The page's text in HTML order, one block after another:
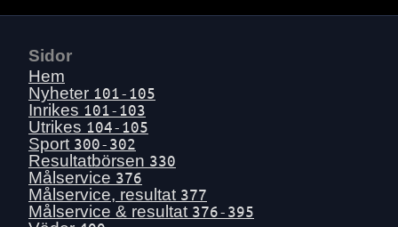
Tis 7 juli
Sön 5 juli
Lör 4 juli
Fre 3 juli
Tors 2 juli
Ons 1 juli
Tis 30 juni
Mån 29 juni
Sidor
Hem
Nyheter 101-105
Inrikes 101-103
Utrikes 104-105
Sport 300-302
Resultatbörsen 330
Målservice 376
Målservice, resultat 377
Målservice & resultat 376-395